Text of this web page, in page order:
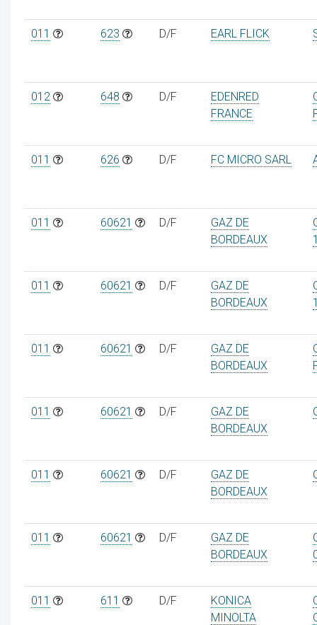
011 623 D/F EARL FLICK
012 648 D/F
EDENRED
FRANCE
011 626 D/F FC MICRO SARL
011 60621 D/F
GAZ DE
BORDEAUX
011 60621 D/F
GAZ DE
BORDEAUX
011 60621 D/F
GAZ DE
BORDEAUX
011 60621 D/F
GAZ DE
BORDEAUX
011 60621 D/F
GAZ DE
BORDEAUX
011 60621 D/F
GAZ DE
BORDEAUX
011 611 D/F
KONICA
MINOLTA